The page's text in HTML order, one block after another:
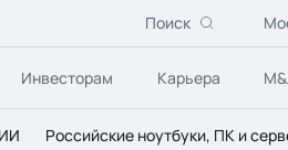
Поиск
Инвесторам Карьера
Российские ноутбуки, ПК и